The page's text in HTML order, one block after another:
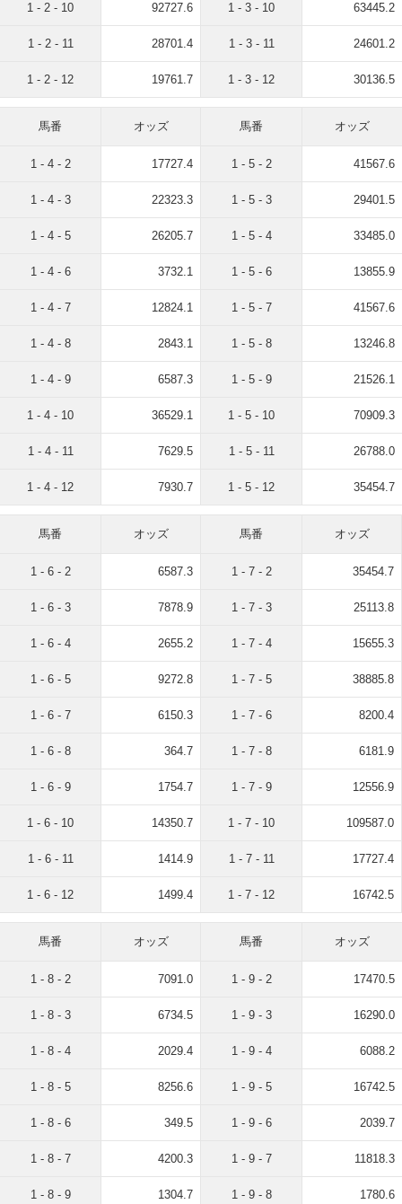
1 - 2 - 10 92727.6
1 - 2 - 11 28701.4
1 - 2 - 12 19761.7
1 - 3 - 10 63445.2
1 - 3 - 11 24601.2
1 - 3 - 12 30136.5
馬番 オッズ
1 - 4 - 2 17727.4
1 - 4 - 3 22323.3
1 - 4 - 5 26205.7
1 - 4 - 6 3732.1
1 - 4 - 7 12824.1
1 - 4 - 8 2843.1
1 - 4 - 9 6587.3
1 - 4 - 10 36529.1
1 - 4 - 11 7629.5
1 - 4 - 12 7930.7
馬番 オッズ
1 - 5 - 2 41567.6
1 - 5 - 3 29401.5
1 - 5 - 4 33485.0
1 - 5 - 6 13855.9
1 - 5 - 7 41567.6
1 - 5 - 8 13246.8
1 - 5 - 9 21526.1
1 - 5 - 10 70909.3
1 - 5 - 11 26788.0
1 - 5 - 12 35454.7
馬番 オッズ
1 - 6 - 2 6587.3
1 - 6 - 3 7878.9
1 - 6 - 4 2655.2
1 - 6 - 5 9272.8
1 - 6 - 7 6150.3
1 - 6 - 8 364.7
1 - 6 - 9 1754.7
1 - 6 - 10 14350.7
1 - 6 - 11 1414.9
1 - 6 - 12 1499.4
馬番 オッズ
1 - 7 - 2 35454.7
1 - 7 - 3 25113.8
1 - 7 - 4 15655.3
1 - 7 - 5 38885.8
1 - 7 - 6 8200.4
1 - 7 - 8 6181.9
1 - 7 - 9 12556.9
1 - 7 - 10 109587.0
1 - 7 - 11 17727.4
1 - 7 - 12 16742.5
馬番 オッズ
1 - 8 - 2 7091.0
1 - 8 - 3 6734.5
1 - 8 - 4 2029.4
1 - 8 - 5 8256.6
1 - 8 - 6 349.5
1 - 8 - 7 4200.3
1 - 8 - 9 1304.7
馬番 オッズ
1 - 9 - 2 17470.5
1 - 9 - 3 16290.0
1 - 9 - 4 6088.2
1 - 9 - 5 16742.5
1 - 9 - 6 2039.7
1 - 9 - 7 11818.3
1 - 9 - 8 1780.6